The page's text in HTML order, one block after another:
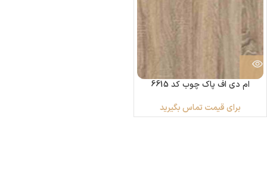
ام دی اف پاک چوب کد 6615
برای قیمت تماس بگیرید